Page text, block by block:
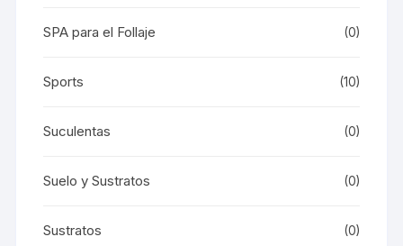
SPA para el Follaje (0)
Sports (10)
Suculentas (0)
Suelo y Sustratos (0)
Sustratos (0)